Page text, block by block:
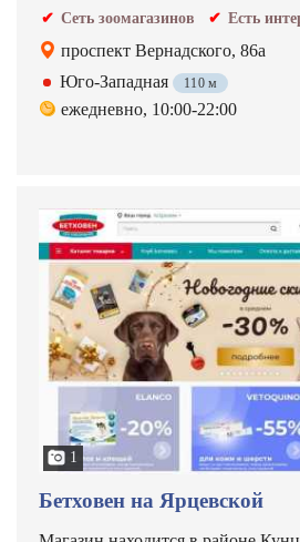
Сеть зоомагазинов Есть
проспект Вернадского, 86а
Юго-Западная
110 м
ежедневно, 10:00-22:00
1
Бетховен на Ярцевской